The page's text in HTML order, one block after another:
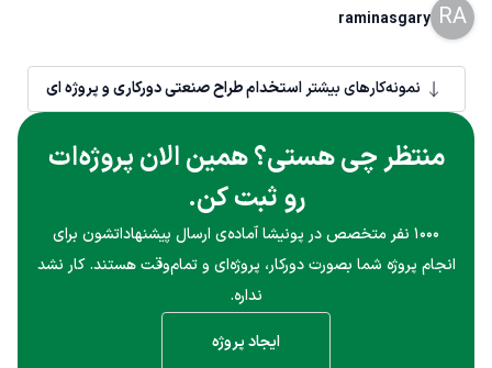
RA
raminasgary
نمونه‌کارهای بیشتر استخدام طراح صنعتی دورکاری و پروژه ای
منتظر چی هستی؟ همین الان پروژه‌ات
رو ثبت کن.
۱۰۰۰ نفر متخصص در پونیشا آماده‌ی ارسال پیشنهاداتشون برای
انجام پروژه شما بصورت دورکار، پروژه‌ای و تمام‌وقت هستند. کار نشد
نداره.
ایجاد پروژه